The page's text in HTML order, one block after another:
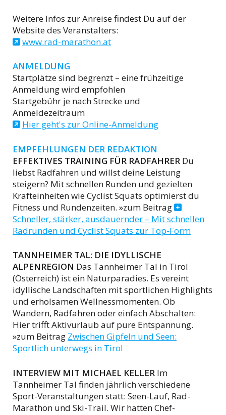
Weitere Infos zur Anreise findest Du auf der
Website des Veranstalters:
www.rad-marathon.at
ANMELDUNG
Startplätze sind begrenzt – eine frühzeitige
Anmeldung wird empfohlen
Startgebühr je nach Strecke und
Anmeldezeitraum
Hier geht's zur Online-Anmeldung
EMPFEHLUNGEN DER REDAKTION
EFFEKTIVES TRAINING FÜR RADFAHRER Du
liebst Radfahren und willst deine Leistung
steigern? Mit schnellen Runden und gezielten
Krafteinheiten wie Cyclist Squats optimierst du
Fitness und Rundenzeiten. »zum Beitrag
Schneller, stärker, ausdauernder – Mit schnellen
Radrunden und Cyclist Squats zur Top-Form
TANNHEIMER TAL: DIE IDYLLISCHE
ALPENREGION Das Tannheimer Tal in Tirol
(Österreich) ist ein Naturparadies. Es vereint
idyllische Landschaften mit sportlichen Highlights
und erholsamen Wellnessmomenten. Ob
Wandern, Radfahren oder einfach Abschalten:
Hier trifft Aktivurlaub auf pure Entspannung.
»zum Beitrag Zwischen Gipfeln und Seen:
Sportlich unterwegs in Tirol
INTERVIEW MIT MICHAEL KELLER Im
Tannheimer Tal finden jährlich verschiedene
Sport-Veranstaltungen statt: Seen-Lauf, Rad-
Marathon und Ski-Trail. Wir hatten Chef-